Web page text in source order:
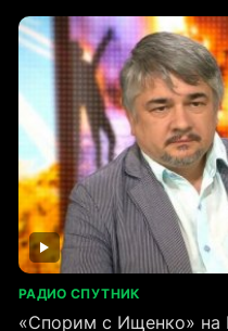
РАДИО СПУТНИК
«Спорим с Ищенко» на